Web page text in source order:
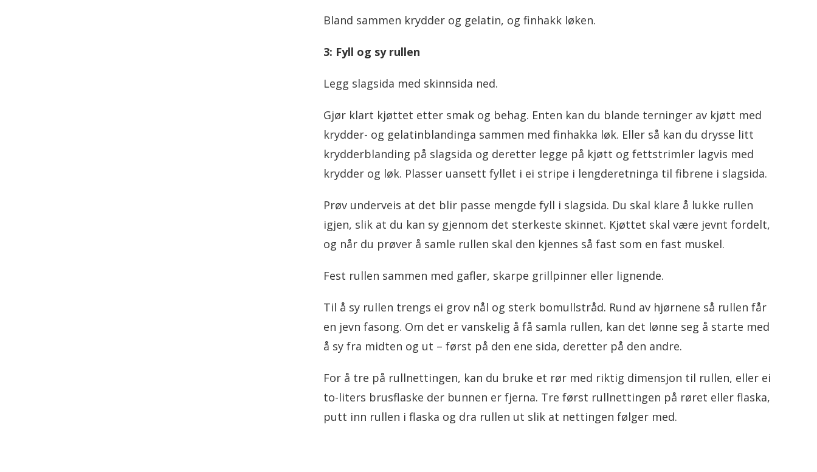
Bland sammen krydder og gelatin, og finhakk løken.
3: Fyll og sy rullen
Legg slagsida med skinnsida ned.
Gjør klart kjøttet etter smak og behag. Enten kan du blande terninger av kjøtt med
krydder- og gelatinblandinga sammen med finhakka løk. Eller så kan du drysse litt
krydderblanding på slagsida og deretter legge på kjøtt og fettstrimler lagvis med
krydder og løk. Plasser uansett fyllet i ei stripe i lengderetninga til fibrene i slagsida.
Prøv underveis at det blir passe mengde fyll i slagsida. Du skal klare å lukke rullen
igjen, slik at du kan sy gjennom det sterkeste skinnet. Kjøttet skal være jevnt fordelt,
og når du prøver å samle rullen skal den kjennes så fast som en fast muskel.
Fest rullen sammen med gafler, skarpe grillpinner eller lignende.
Til å sy rullen trengs ei grov nål og sterk bomullstråd. Rund av hjørnene så rullen får
en jevn fasong. Om det er vanskelig å få samla rullen, kan det lønne seg å starte med
å sy fra midten og ut – først på den ene sida, deretter på den andre.
For å tre på rullnettingen, kan du bruke et rør med riktig dimensjon til rullen, eller ei
to-liters brusflaske der bunnen er fjerna. Tre først rullnettingen på røret eller flaska,
putt inn rullen i flaska og dra rullen ut slik at nettingen følger med.